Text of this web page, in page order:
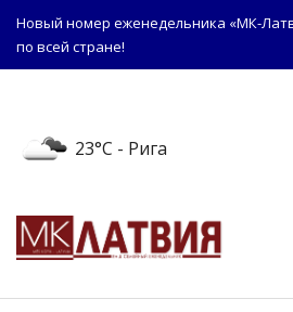
Новый номер еженедельника «МК-
по всей стране!
23°C - Рига